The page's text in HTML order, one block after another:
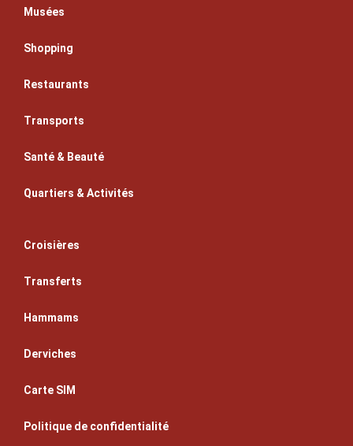
Musées
Shopping
Restaurants
Transports
Santé & Beauté
Quartiers & Activités
Croisières
Transferts
Hammams
Derviches
Carte SIM
Politique de confidentialité